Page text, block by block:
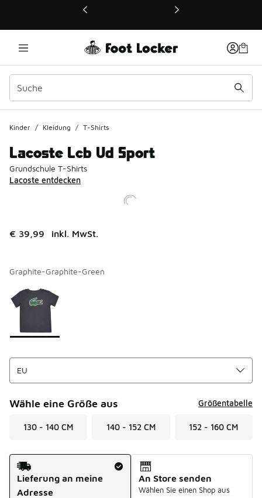
Dieser Link öffnet sich in einem neuen Fenster
Kinder / Kleidung / T-Shirts
Lacoste Lcb Ud Sport
Grundschule T-Shirts
Lacoste entdecken
€ 39,99 inkl. MwSt.
Graphite-Graphite-Green
Seite 1 von 1 zeigt die Farben 1 bis 1 von 1 an.
Bitte wählen Sie einen Stil aus
Wähle eine Größe aus Größentabelle
130 - 140 CM 140 - 152 CM 152 - 160 CM
Versandart
Lieferung an meine
Adresse
An Store senden
Wählen Sie einen Shop aus